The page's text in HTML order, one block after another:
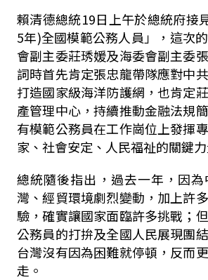
賴清德總統19日上午於總統府接
5年)全國模範公務人員」，這次
會副主委莊琇媛及海委會副主委
詞時首先肯定張忠龍帶隊應對中
打造國家級海洋防護網，也肯定
產管理中心，持續推動金融法規
有模範公務員在工作崗位上發揮
家、社會安定、人民福祉的關鍵力
總統隨後指出，過去一年，因
灣、經貿環境劇烈變動，加上許
驗，確實讓國家面臨許多挑戰；
公務員的打拚及全國人民展現團
台灣沒有因為困難就停頓，反而
走。